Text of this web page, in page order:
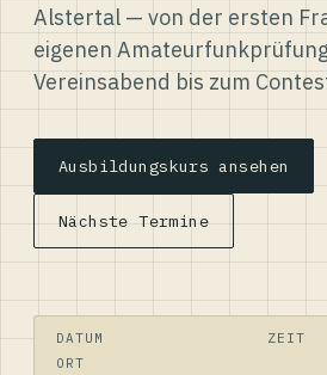
Alstertal — von der ersten
eigenen
Vereinsabend bis zum
Ausbildungskurs ansehen
Nächste Termine
DATUM
ZEIT
ORT